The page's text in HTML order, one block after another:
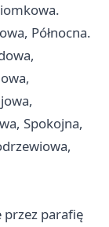
Północna.
Spokojna,
parafię